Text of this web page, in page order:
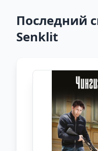
Последний
Senklit